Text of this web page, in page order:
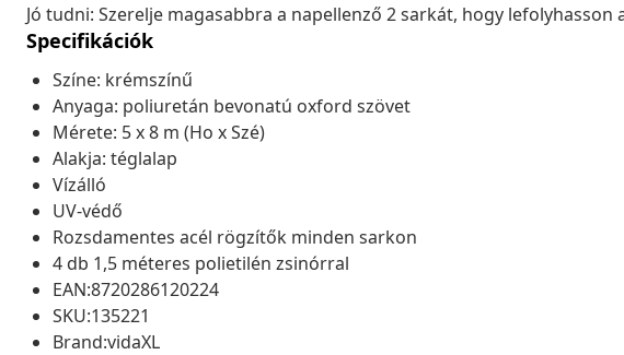
Jó tudni: Szerelje magasabbra a napellenző 2 sarkát, hogy lefolyhasson
Specifikációk
Színe: krémszínű
Anyaga: poliuretán bevonatú oxford szövet
Mérete: 5 x 8 m (Ho x Szé)
Alakja: téglalap
Vízálló
UV-védő
Rozsdamentes acél rögzítők minden sarkon
4 db 1,5 méteres polietilén zsinórral
EAN:8720286120224
SKU:135221
Brand:vidaXL